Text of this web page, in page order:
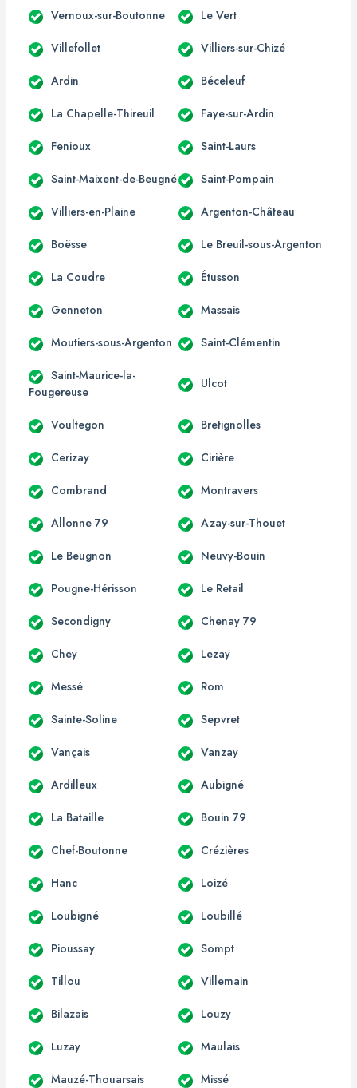
Vernoux-sur-Boutonne Le Vert
Villefollet Villiers-sur-Chizé
Ardin Béceleuf
La Chapelle-Thireuil Faye-sur-Ardin
Fenioux Saint-Laurs
Saint-Maixent-de-Beugné Saint-Pompain
Villiers-en-Plaine Argenton-Château
Boësse Le Breuil-sous-Argenton
La Coudre Étusson
Genneton Massais
Moutiers-sous-Argenton Saint-Clémentin
Saint-Maurice-la-
Fougereuse
Ulcot
Voultegon Bretignolles
Cerizay Cirière
Combrand Montravers
Allonne 79 Azay-sur-Thouet
Le Beugnon Neuvy-Bouin
Pougne-Hérisson Le Retail
Secondigny Chenay 79
Chey Lezay
Messé Rom
Sainte-Soline Sepvret
Vançais Vanzay
Ardilleux Aubigné
La Bataille Bouin 79
Chef-Boutonne Crézières
Hanc Loizé
Loubigné Loubillé
Pioussay Sompt
Tillou Villemain
Bilazais Louzy
Luzay Maulais
Mauzé-Thouarsais Missé